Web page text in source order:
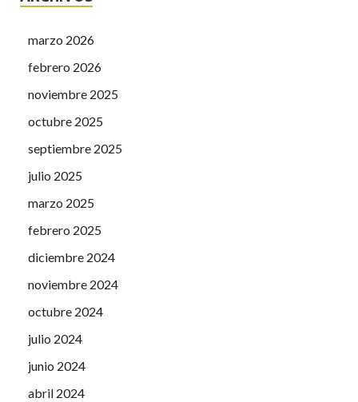
marzo 2026
febrero 2026
noviembre 2025
octubre 2025
septiembre 2025
julio 2025
marzo 2025
febrero 2025
diciembre 2024
noviembre 2024
octubre 2024
julio 2024
junio 2024
abril 2024